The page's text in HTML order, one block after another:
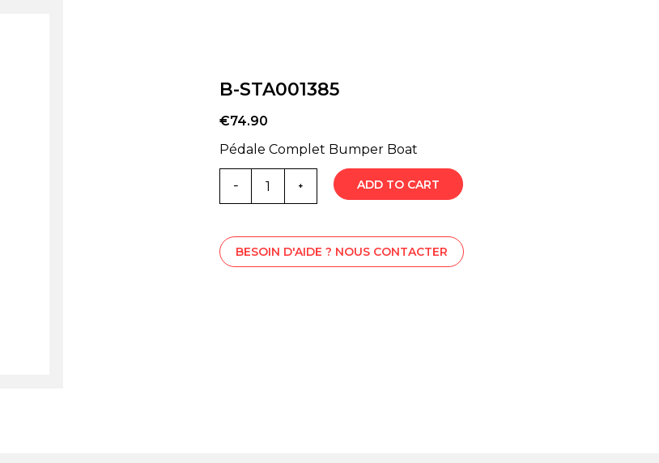
B-STA001385
€74.90
Pédale Complet Bumper Boat
STA001385
ADD TO CART
BESOIN D'AIDE ? NOUS CONTACTER